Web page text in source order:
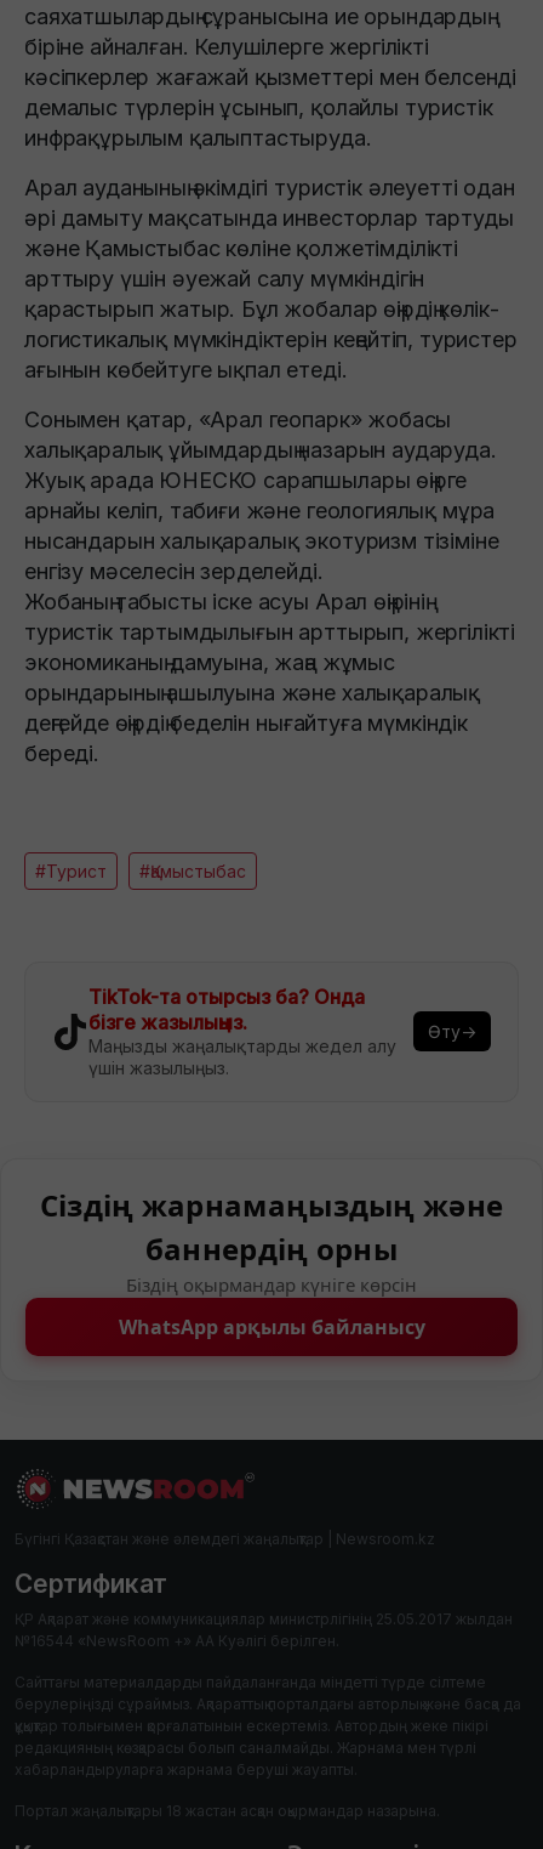
саяхатшылардың сұранысына ие орындардың
біріне айналған. Келушілерге жергілікті
кәсіпкерлер жағажай қызметтері мен белсенді
демалыс түрлерін ұсынып, қолайлы туристік
инфрақұрылым қалыптастыруда.
Арал ауданының әкімдігі туристік әлеуетті одан
әрі дамыту мақсатында инвесторлар тартуды
және Қамыстыбас көліне қолжетімділікті
арттыру үшін әуежай салу мүмкіндігін
қарастырып жатыр. Бұл жобалар өңірдің көлік-
логистикалық мүмкіндіктерін кеңейтіп, туристер
ағынын көбейтуге ықпал етеді.
Сонымен қатар, «Арал геопарк» жобасы
халықаралық ұйымдардың назарын аударуда.
Жуық арада ЮНЕСКО сарапшылары өңірге
арнайы келіп, табиғи және геологиялық мұра
нысандарын халықаралық экотуризм тізіміне
енгізу мәселесін зерделейді.
Жобаның табысты іске асуы Арал өңірінің
туристік тартымдылығын арттырып, жергілікті
экономиканың дамуына, жаңа жұмыс
орындарының ашылуына және халықаралық
деңгейде өңірдің беделін нығайтуға мүмкіндік
береді.
#Турист #Қамыстыбас
TikTok-та отырсыз ба? Онда
бізге жазылыңыз.
Маңызды жаңалықтарды жедел алу
үшін жазылыңыз.
Өту→
Сіздің жарнамаңыздың және
баннердің орны
Біздің оқырмандар күніге көрсін
WhatsApp арқылы байланысу
Бүгінгі Қазақстан және әлемдегі жаңалықтар | Newsroom.kz
Сертификат
ҚР Ақпарат және коммуникациялар министрлігінің 25.05.2017 жылдан
№16544 «NewsRoom +» АА Куәлігі берілген.
Сайттағы материалдарды пайдаланғанда міндетті түрде сілтеме
берулеріңізді сұраймыз. Ақпараттық порталдағы авторлық және басқа да
құқықтар толығымен қорғалатынын ескертеміз. Автордың жеке пікірі
редакцияның көзқарасы болып саналмайды. Жарнама мен түрлі
хабарландыруларға жарнама беруші жауапты.
Портал жаңалықтары 18 жастан асқан оқырмандар назарына.